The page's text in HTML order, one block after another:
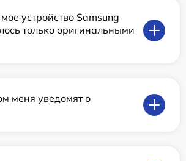
устройство Samsung
только оригинальными
меня уведомят о